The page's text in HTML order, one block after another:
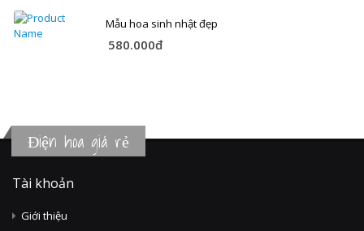
Mẫu hoa sinh nhật đẹp
580.000đ
Điện hoa giá rẻ
Tài khoản
Giới thiệu